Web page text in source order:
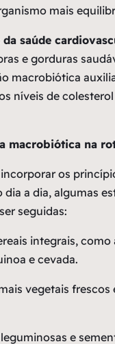
mais
da saúde
e gorduras
macrobiótica
níveis de colesterol
macrobiótica na
os
a dia, algumas
seguidas:
integrais, como
e cevada.
vegetais frescos
e